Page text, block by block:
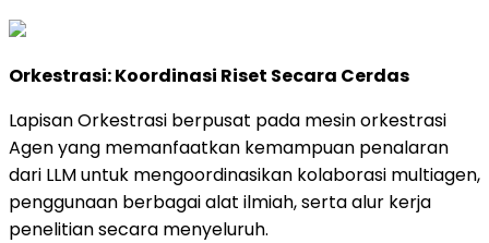
Orkestrasi: Koordinasi Riset Secara Cerdas
Lapisan Orkestrasi berpusat pada mesin orkestrasi
Agen yang memanfaatkan kemampuan penalaran
dari LLM untuk mengoordinasikan kolaborasi multiagen,
penggunaan berbagai alat ilmiah, serta alur kerja
penelitian secara menyeluruh.